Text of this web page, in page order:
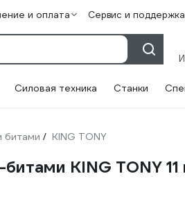
и оплата Сервис и поддержка
Силовая техника Станки
битами / KING TONY
KING TONY